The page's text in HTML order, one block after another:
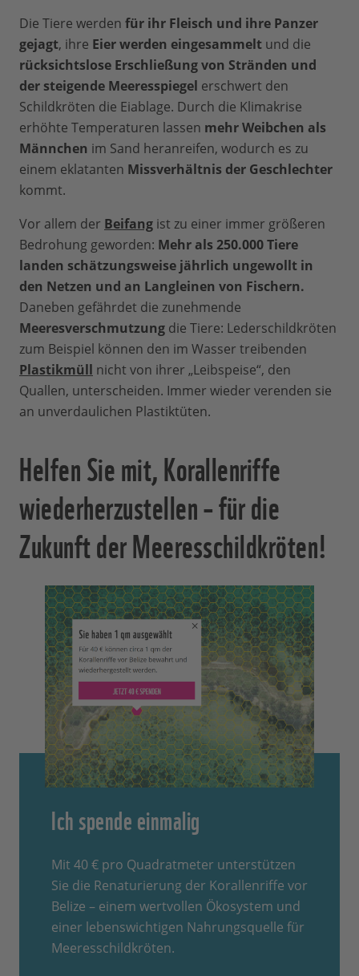
Die Tiere werden für ihr Fleisch und ihre Panzer
gejagt, ihre Eier werden eingesammelt und die
rücksichtslose Erschließung von Stränden und
der steigende Meeresspiegel erschwert den
Schildkröten die Eiablage. Durch die Klimakrise
erhöhte Temperaturen lassen mehr Weibchen als
Männchen im Sand heranreifen, wodurch es zu
einem eklatanten Missverhältnis der Geschlechter
kommt.
Vor allem der Beifang ist zu einer immer größeren
Bedrohung geworden: Mehr als 250.000 Tiere
landen schätzungsweise jährlich ungewollt in
den Netzen und an Langleinen von Fischern.
Daneben gefährdet die zunehmende
Meeresverschmutzung die Tiere: Lederschildkröten
zum Beispiel können den im Wasser treibenden
Plastikmüll nicht von ihrer „Leibspeise“, den
Quallen, unterscheiden. Immer wieder verenden sie
an unverdaulichen Plastiktüten.
Helfen Sie mit, Korallenriffe
wiederherzustellen – für die
Zukunft der Meeresschildkröten!
Ich spende einmalig
Mit 40 € pro Quadratmeter unterstützen
Sie die Renaturierung der Korallenriffe vor
Belize – einem wertvollen Ökosystem und
einer lebenswichtigen Nahrungsquelle für
Meeresschildkröten.